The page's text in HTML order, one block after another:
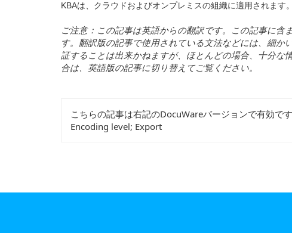
KBAは、クラウドおよびオンプレミスの組織に適用されます。
ご注意： この記事は英語からの翻訳です。 この記事に含
す。翻訳版の記事で使用されている文法などには 、細か
証することは出来かねますが、 ほとんどの場合、十分な
合は 、英語版の記事に切り 替えてご覧ください。
こちらの記事は右記のDocuWareバージョンで有効です
Encoding level; Export